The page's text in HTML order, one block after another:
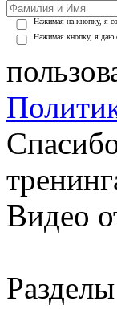
Нажимая на кнопку, я
Нажимая кнопку, я даю
Видео
Разделы